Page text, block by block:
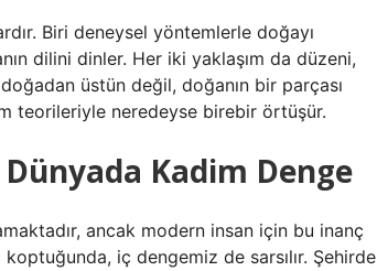
Biri deneysel yöntemlerle doğayı
dilini dinler. Her iki yaklaşım da düzeni,
üstün değil, doğanın bir parçası
teorileriyle neredeyse birebir örtüşür.
Kadim Denge
ancak modern insan için bu inanç
iç dengemiz de sarsılır. Şehirde